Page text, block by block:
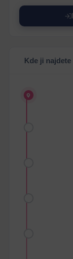
Kde ji najdete